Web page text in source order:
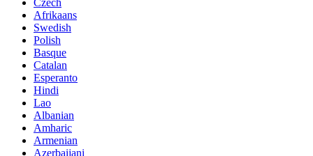
Afrikaans
Swedish
Polish
Basque
Catalan
Esperanto
Hindi
Lao
Albanian
Amharic
Armenian
Azerbaijani